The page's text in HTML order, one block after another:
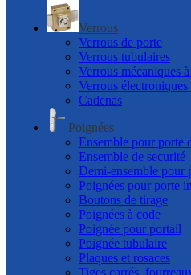
Verrous
Verrous de porte
Verrous tubulaires
Verrous mécaniques
Verrous électroniques
Cadenas
Poignées
Ensemble pour porte
Ensemble de securité
Demi-ensemble pour
Poignées pour porte
Boutons de tirage
Poignées à code
Poignée pour portail
Poignée tubulaire
Plaques et rosaces
Tiges carrés,